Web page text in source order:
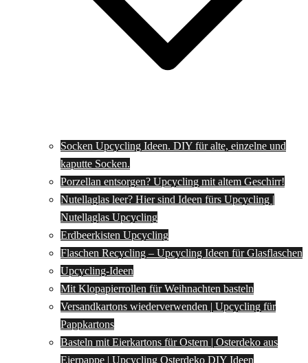
Socken Upcycling Ideen. DIY für alte, einzelne und
kaputte Socken.
Porzellan entsorgen? Upcycling mit altem Geschirr!
Nutellaglas leer? Hier sind Ideen fürs Upcycling |
Nutellaglas Upcycling
Erdbeerkisten Upcycling
Flaschen Recycling – Upcycling Ideen für Glasflaschen
Upcycling-Ideen
Mit Klopapierrollen für Weihnachten basteln
Versandkartons wiederverwenden | Upcycling für
Pappkartons
Basteln mit Eierkartons für Ostern | Osterdeko aus
Eierpappe | Upcycling Osterdeko DIY Ideen